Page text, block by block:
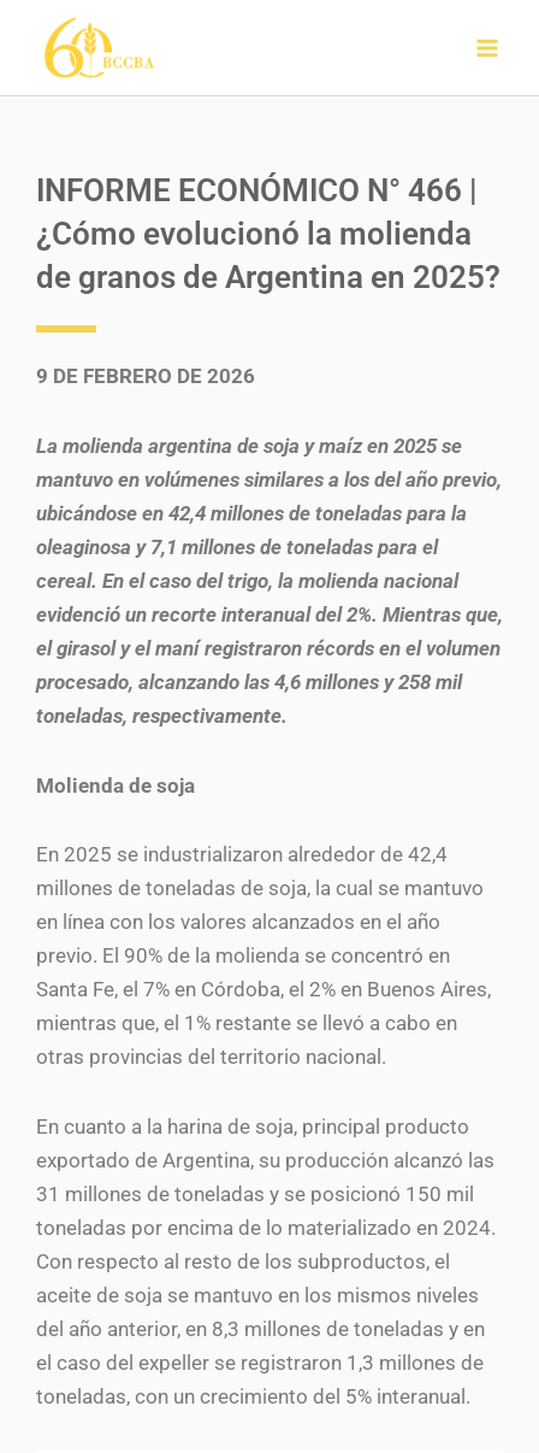
contenido
INFORME ECONÓMICO N° 466 |
¿Cómo evolucionó la molienda
de granos de Argentina en 2025?
9 DE FEBRERO DE 2026
La molienda argentina de soja y maíz en 2025 se
mantuvo en volúmenes similares a los del año previo,
ubicándose en 42,4 millones de toneladas para la
oleaginosa y 7,1 millones de toneladas para el
cereal. En el caso del trigo, la molienda nacional
evidenció un recorte interanual del 2%. Mientras que,
el girasol y el maní registraron récords en el volumen
procesado, alcanzando las 4,6 millones y 258 mil
toneladas, respectivamente.
Molienda de soja
En 2025 se industrializaron alrededor de 42,4
millones de toneladas de soja, la cual se mantuvo
en línea con los valores alcanzados en el año
previo. El 90% de la molienda se concentró en
Santa Fe, el 7% en Córdoba, el 2% en Buenos Aires,
mientras que, el 1% restante se llevó a cabo en
otras provincias del territorio nacional.
En cuanto a la harina de soja, principal producto
exportado de Argentina, su producción alcanzó las
31 millones de toneladas y se posicionó 150 mil
toneladas por encima de lo materializado en 2024.
Con respecto al resto de los subproductos, el
aceite de soja se mantuvo en los mismos niveles
del año anterior, en 8,3 millones de toneladas y en
el caso del expeller se registraron 1,3 millones de
toneladas, con un crecimiento del 5% interanual.